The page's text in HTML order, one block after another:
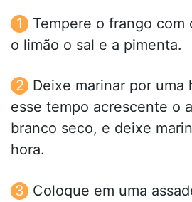
Tempere o frango com
o limão o sal e a pimenta.
Deixe marinar por uma
esse tempo acrescente o
branco seco, e deixe
hora.
Coloque em uma